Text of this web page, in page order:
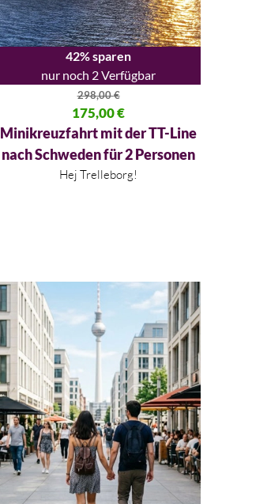
42% sparen
nur noch 2 Verfügbar
298,00€
Ursprünglicher Preis war: 298,00 €
175,00€
Aktueller Preis ist: 175,00 €.
Minikreuzfahrt mit der TT-Line
nach Schweden für 2 Personen
Hej Trelleborg!